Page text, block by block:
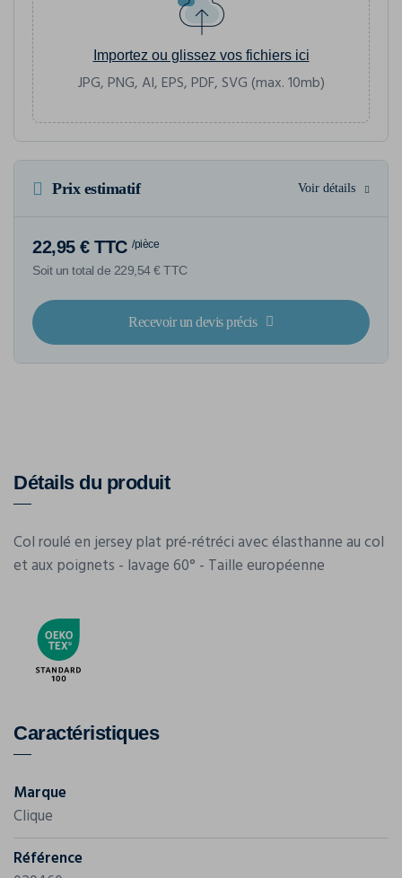
Importez ou glissez vos fichiers ici
JPG, PNG, AI, EPS, PDF, SVG (max. 10mb)
Prix estimatif Voir détails
22,95 € TTC /pièce
Soit un total de 229,54 € TTC
Recevoir un devis précis
Détails du produit
Col roulé en jersey plat pré-rétréci avec élasthanne au col
et aux poignets - lavage 60° - Taille européenne
Caractéristiques
Marque
Clique
Référence